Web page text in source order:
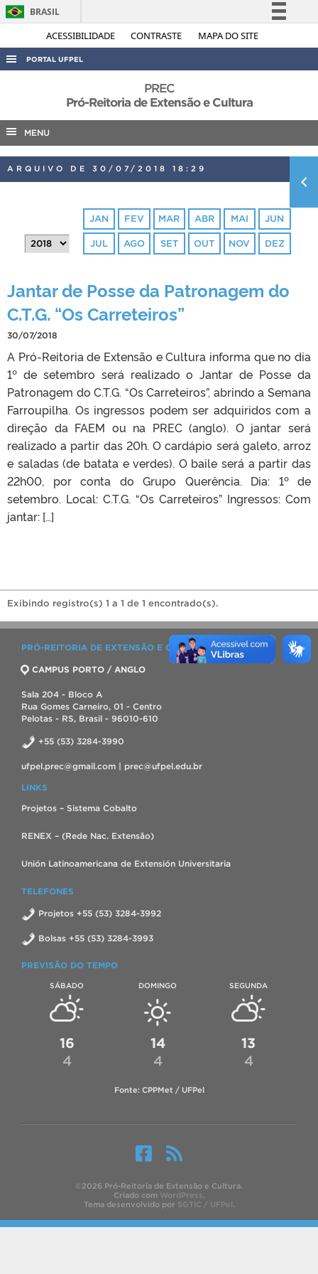
ACESSIBILIDADE CONTRASTE MAPA DO SITE
BRASIL
Simplifique!
Acesso à informação
Legislação
PORTAL UFPEL
AUDITORIA
COBALTO
CONCURSOS
PORTARIAS
PREC
Pró-Reitoria de Extensão e Cultura
MENU
ARQUIVO DE 30/07/2018 18:29
JAN FEV MAR ABR MAI JUN
JUL AGO SET OUT NOV DEZ
Jantar de Posse da Patronagem do
C.T.G. “Os Carreteiros”
30/07/2018
A Pró-Reitoria de Extensão e Cultura informa que no dia
1º de setembro será realizado o Jantar de Posse da
Patronagem do C.T.G. “Os Carreteiros”, abrindo a Semana
Farroupilha. Os ingressos podem ser adquiridos com a
direção da FAEM ou na PREC (anglo). O jantar será
realizado a partir das 20h. O cardápio será galeto, arroz
e saladas (de batata e verdes). O baile será a partir das
22h00, por conta do Grupo Querência. Dia: 1º de
setembro. Local: C.T.G. “Os Carreteiros” Ingressos: Com
jantar: […]
Exibindo registro(s) 1 a 1 de 1 encontrado(s).
PRÓ-REITORIA DE EXTENSÃO E CULTURA
CAMPUS PORTO / ANGLO
Sala 204 - Bloco A
Rua Gomes Carneiro, 01 - Centro
Pelotas - RS, Brasil - 96010-610
+55 (53) 3284-3990
ufpel.prec@gmail.com | prec@ufpel.edu.br
LINKS
Projetos – Sistema Cobalto
RENEX – (Rede Nac. Extensão)
Unión Latinoamericana de Extensión Universitaria
TELEFONES
Projetos +55 (53) 3284-3992
Bolsas +55 (53) 3284-3993
PREVISÃO DO TEMPO
SÁBADO
16
4
DOMINGO
14
4
SEGUNDA
13
4
Fonte: CPPMet / UFPel
©2026 Pró-Reitoria de Extensão e Cultura.
Criado com WordPress.
Tema desenvolvido por SGTIC / UFPel .